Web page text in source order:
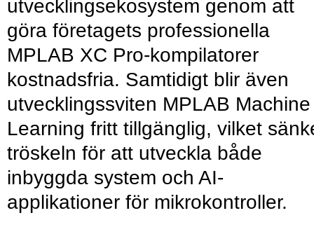
utvecklingsekosystem genom att
göra företagets professionella
MPLAB XC Pro-kompilatorer
kostnadsfria. Samtidigt blir även
utvecklingssviten MPLAB Machine
Learning fritt tillgänglig, vilket
tröskeln för att utveckla både
inbyggda system och AI-
applikationer för mikrokontroller.